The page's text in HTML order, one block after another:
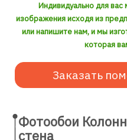
Индивидуально для
изображения исходя из
или напишите нам, и мы
которая
Заказать
Фотообои
стена